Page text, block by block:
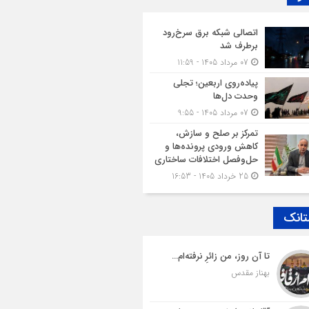
اتصالی شبکه برق سرخ‌رود
برطرف شد
پیاده‌روی اربعین؛ تجلی
وحدت دل‌ها
تمرکز بر صلح و سازش،
کاهش ورودی پرونده‌ها و
حل‌وفصل اختلافات ساختاری
تا آن روز، من زائرِ نرفته‌ام…
بهناز مقدس